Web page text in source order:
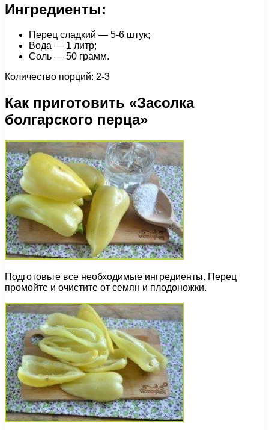
Ингредиенты:
Перец сладкий — 5-6 штук;
Вода — 1 литр;
Соль — 50 грамм.
Количество порций: 2-3
Как приготовить «Засолка
болгарского перца»
Подготовьте все необходимые ингредиенты. Перец
промойте и очистите от семян и плодоножки.